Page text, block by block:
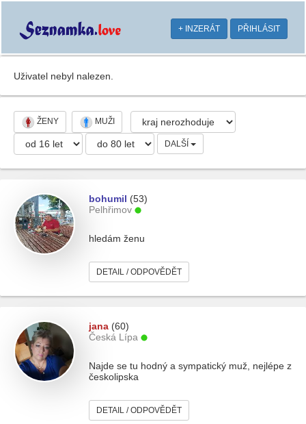
+ INZERÁT PŘIHLÁSIT
Uživatel nebyl nalezen.
ŽENY MUŽI
DALŠÍ
bohumil (53)
Pelhřimov
hledám ženu
DETAIL / ODPOVĚDĚT
jana (60)
Česká Lípa
Najde se tu hodný a sympatický muž, nejlépe z
českolipska
DETAIL / ODPOVĚDĚT